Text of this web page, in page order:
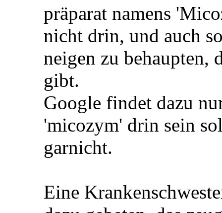
Registriert seit
10.09.2010
Beiträge
229
Apothekerin
Micozym - was ist
präparat namens